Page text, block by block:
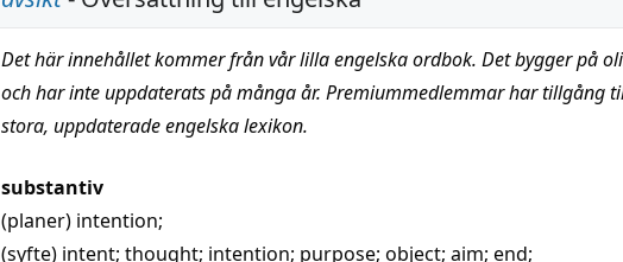
Det här innehållet kommer från vår lilla engelska ordbok. Det bygger på
och har inte uppdaterats på många år. Premiummedlemmar har tillgång
stora, uppdaterade engelska lexikon.
substantiv
(planer) intention;
(syfte) intent; thought; intention; purpose; object; aim; end;